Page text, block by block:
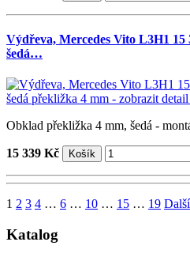
Výdřeva, Mercedes Vito L3H1 15
šedá…
Obklad překližka 4 mm, šedá -
15 339 Kč
1 2 3 4 … 6 … 10 … 15 … 19
Katalog